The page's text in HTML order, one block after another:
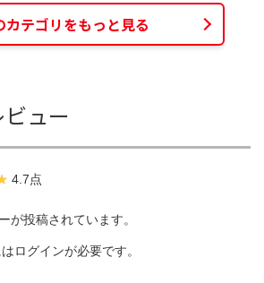
カテゴリをもっと見る
ュー
4.7点
が投稿されています。
ログインが必要です。